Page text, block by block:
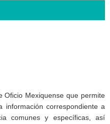
Oficio Mexiquense que permite
información correspondiente a
comunes y específicas, así